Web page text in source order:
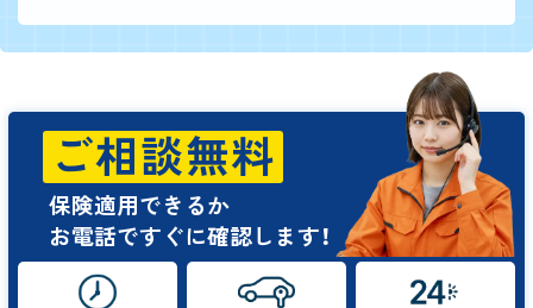
ご相談無料
保険適用できるか
お電話ですぐに確認します！